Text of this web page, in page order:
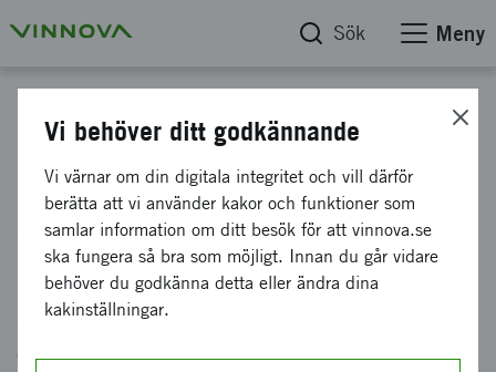
Sök Meny
Nästa generations digitala
system och lösningar
Uppkopplade system, data, AI och annan
avancerad teknik har fått en alltmer central roll
och driver förändring inom många sektorer. Vi
Vi behöver ditt godkännande
Vi värnar om din digitala integritet och vill därför
berätta att vi använder kakor och funktioner som
samlar information om ditt besök för att vinnova.se
ska fungera så bra som möjligt. Innan du går vidare
behöver du godkänna detta eller ändra dina
kakinställningar.